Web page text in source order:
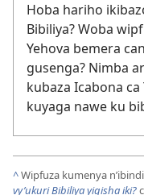
Hoba hariho
Bibiliya? Woba
Yehova bemera
gusenga? Nimba
kubaza Icabona
kuyaga nawe ku
^Wipfuza kumenya
vy’ukuri Bibiliya yigisha iki?